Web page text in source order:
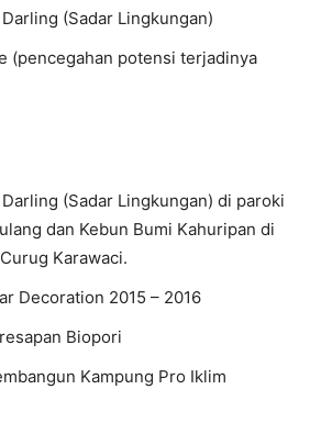
(Sadar Lingkungan)
(pencegahan potensi terjadinya
(Sadar Lingkungan) di paroki
dan Kebun Bumi Kahuripan di
Karawaci.
Decoration 2015 – 2016
Biopori
Kampung Pro Iklim